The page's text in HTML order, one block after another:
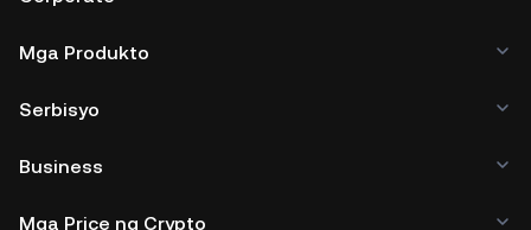
Mga Produkto
Serbisyo
Business
Mga Price ng Crypto